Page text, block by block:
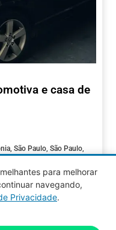
e casa de
São Paulo, São Paulo,
para melhorar
navegando,
Privacidade.